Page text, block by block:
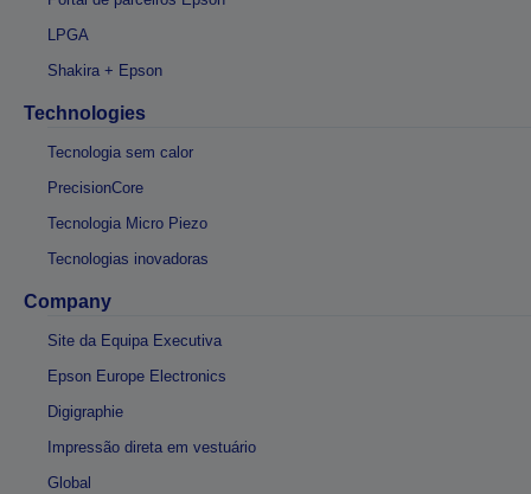
LPGA
Shakira + Epson
Technologies
Tecnologia sem calor
PrecisionCore
Tecnologia Micro Piezo
Tecnologias inovadoras
Company
Site da Equipa Executiva
Epson Europe Electronics
Digigraphie
Impressão direta em vestuário
Global